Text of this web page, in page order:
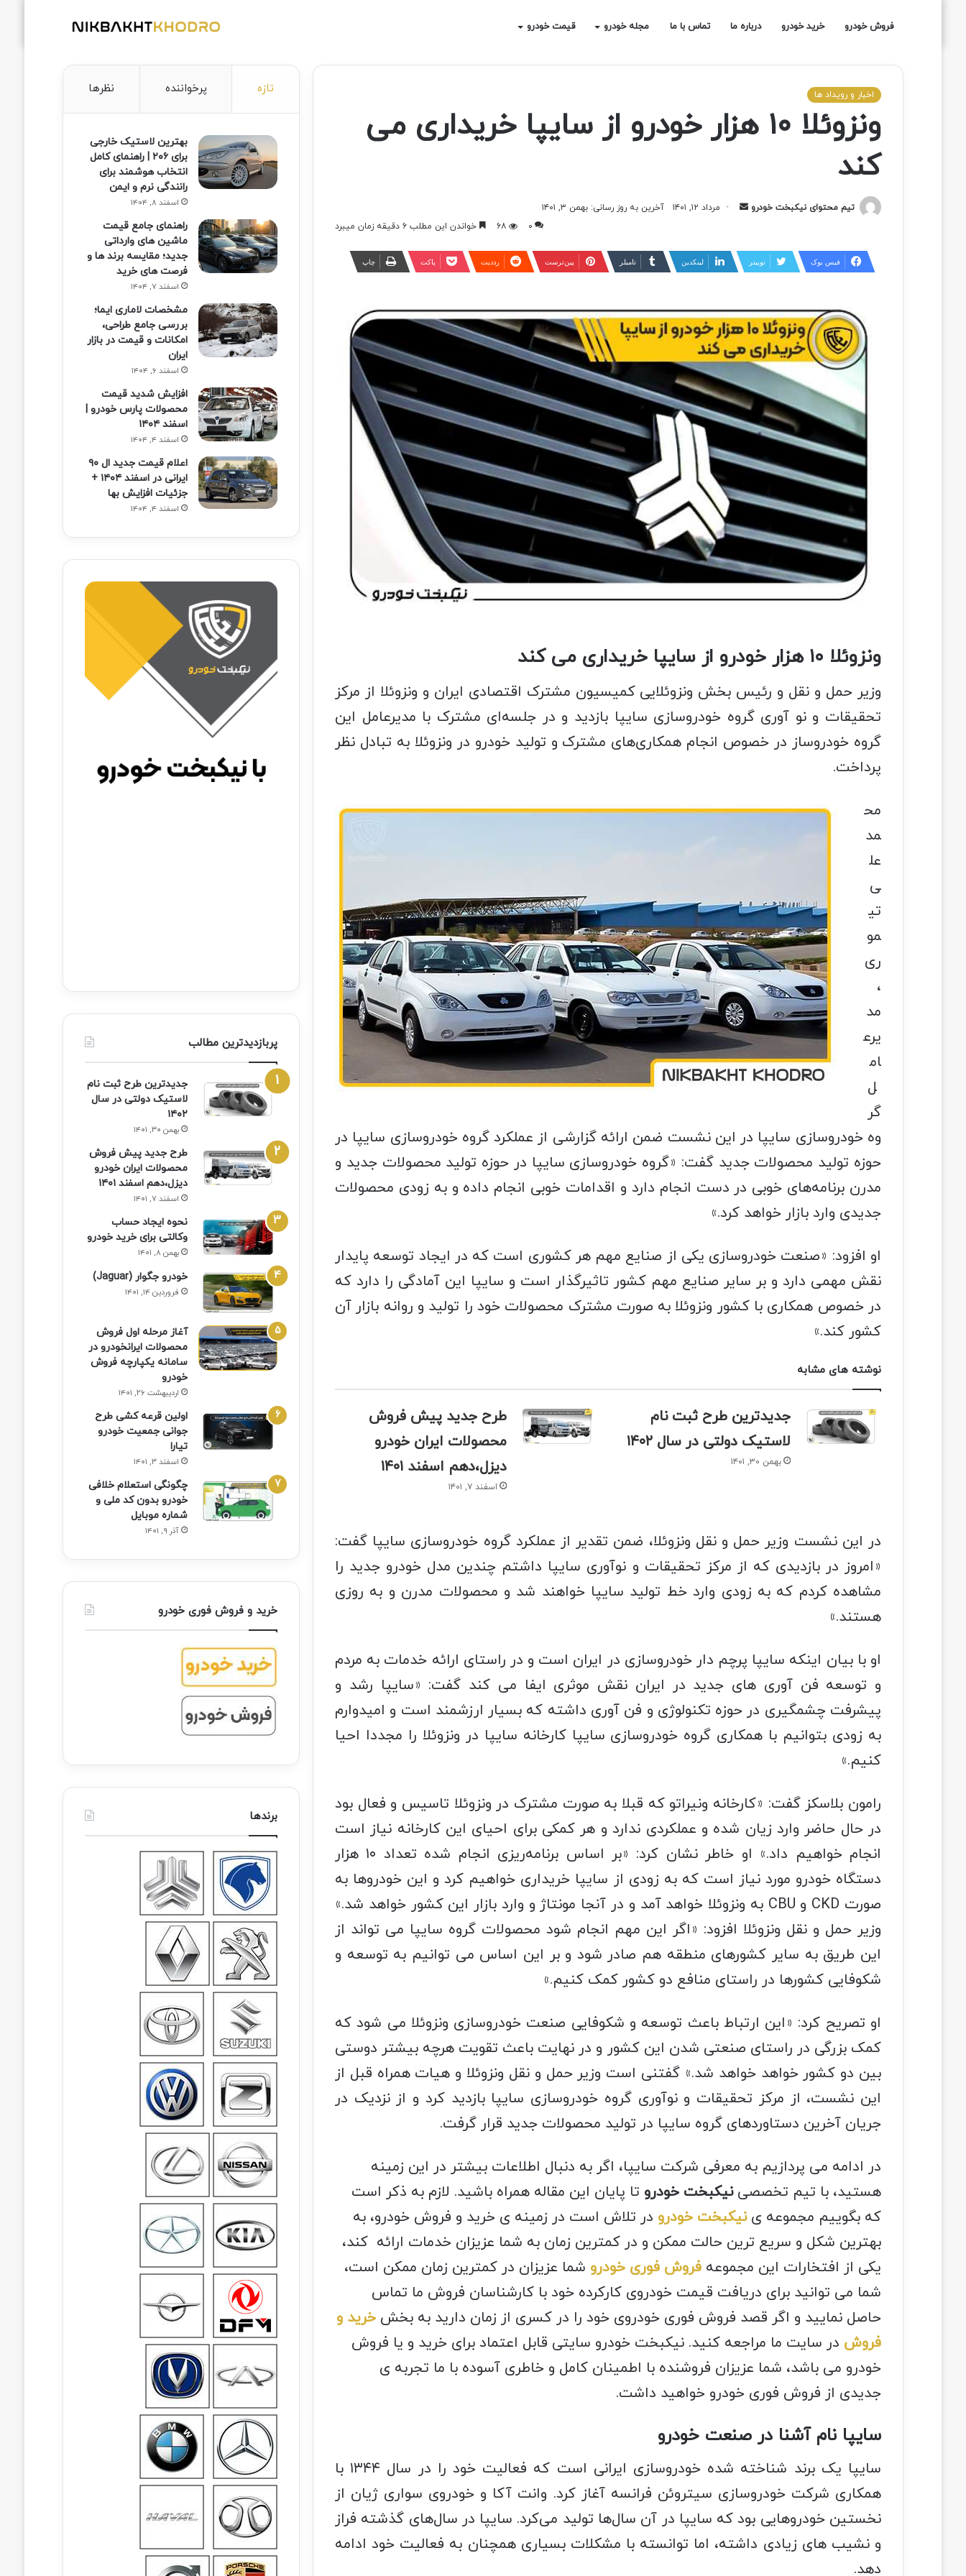
فروش خودرو خرید خودرو درباره ما تماس با ما مجله خودرو قیمت خودرو
اخبار و رویداد ها
ونزوئلا ۱۰ هزار خودرو از سایپا خریداری می
کند
تیم محتوای نیکبخت خودرو مرداد ۱۲, ۱۴۰۱
آخرین به روز رسانی: بهمن ۳, ۱۴۰۱
۰
۶۸ خواندن این مطلب ۶ دقیقه زمان میبرد
فیس بوک توییتر لینکدین ‫تامبلر ‫پین‌ترست ‫رددیت پاکت چاپ
ونزوئلا ۱۰ هزار خودرو از سایپا خریداری می کند
وزیر حمل و نقل و رئیس بخش ونزوئلایی کمیسیون مشترک اقتصادی ایران و ونزوئلا از مرکز
تحقیقات و نو آوری گروه خودروسازی سایپا بازدید و در جلسه‌ای مشترک با مدیرعامل این
گروه خودروساز در خصوص انجام همکاری‌های مشترک و تولید خودرو در ونزوئلا به تبادل نظر
پرداخت.
مح
مد
عل
ی
تی
مو
ری
،
مد
یرع
ام
ل
گر
وه خودروسازی سایپا در این نشست ضمن ارائه گزارشی از عملکرد گروه خودروسازی سایپا در
حوزه تولید محصولات جدید گفت‌: «گروه خودروسازی سایپا در حوزه تولید محصولات جدید و
مدرن برنامه‌های خوبی در دست انجام دارد و اقدامات خوبی انجام داده و به زودی محصولات
جدیدی وارد بازار خواهد کرد.»
او افزود‌: «صنعت خودروسازی یکی از صنایع مهم هر کشوری است که در ایجاد توسعه پایدار
نقش مهمی دارد و بر سایر صنایع مهم کشور تاثیرگذار است و سایپا این آمادگی را دارد که
در خصوص همکاری با کشور ونزوئلا به صورت مشترک محصولات خود را تولید و روانه بازار آن
کشور کند.»
نوشته های مشابه
جدیدترین طرح ثبت نام
لاستیک دولتی در سال ۱۴۰۲
بهمن ۳۰, ۱۴۰۱
طرح جدید پیش فروش
محصولات ایران خودرو
دیزل،دهم اسفند ۱۴۰۱
اسفند ۷, ۱۴۰۱
در این نشست وزیر حمل و نقل ونزوئلا، ضمن تقدیر از عملکرد گروه خودروسازی سایپا گفت‌:
«امروز در بازدیدی که از مرکز تحقیقات و نوآوری سایپا داشتم چندین مدل خودرو جدید را
مشاهده کردم که به زودی وارد خط تولید سایپا خواهند شد و محصولات مدرن و به روزی
هستند.»
او با بیان اینکه سایپا پرچم دار خودروسازی در ایران است و در راستای ارائه خدمات به مردم
و توسعه فن آوری های جدید در ایران نقش موثری ایفا می کند گفت‌: «سایپا رشد و
پیشرفت چشمگیری در حوزه تکنولوژی و فن آوری داشته که بسیار ارزشمند است و امیدوارم
به زودی بتوانیم با همکاری گروه خودروسازی سایپا کارخانه سایپا در ونزوئلا را مجددا احیا
کنیم.»
رامون بلاسکز گفت‌: «کارخانه ونیراتو که قبلا به صورت مشترک در ونزوئلا تاسیس و فعال بود
در حال حاضر وارد زیان شده و عملکردی ندارد و هر کمکی برای احیای این کارخانه نیاز است
انجام خواهیم داد.» او خاطر نشان کرد‌: «بر اساس برنامه‌ریزی انجام شده تعداد ۱۰ هزار
دستگاه خودرو مورد نیاز است که به زودی از سایپا خریداری خواهیم کرد و این خودروها به
صورت CKD و CBU به ونزوئلا خواهد آمد و در آنجا مونتاژ و وارد بازار این کشور خواهد شد.»
وزیر حمل و نقل ونزوئلا افزود‌: «اگر این مهم انجام شود محصولات گروه سایپا می تواند از
این طریق به سایر کشورهای منطقه هم صادر شود و بر این اساس می توانیم به توسعه و
شکوفایی کشورها در راستای منافع دو کشور کمک کنیم.»
او تصریح کرد‌: «این ارتباط باعث توسعه و شکوفایی صنعت خودروسازی ونزوئلا می شود که
کمک بزرگی در راستای صنعتی شدن این کشور و در نهایت باعث تقویت هرچه بیشتر دوستی
بین دو کشور خواهد خواهد شد.» گفتنی است وزیر حمل و نقل ونزوئلا و هیات همراه قبل از
این نشست، از مرکز تحقیقات و نوآوری گروه خودروسازی سایپا بازدید کرد و از نزدیک در
جریان آخرین دستاوردهای گروه سایپا در تولید محصولات جدید قرار گرفت.
در ادامه می پردازیم به معرفی شرکت سایپا، اگر به دنبال اطلاعات بیشتر در این زمینه
هستید، با تیم تخصصینیکبخت خودرو تا پایان این مقاله همراه باشید. لازم به ذکر است
که بگوییم مجموعه ینیکبخت خودرو در تلاش است در زمینه ی خرید و فروش خودرو، به
بهترین شکل و سریع ترین حالت ممکن و در کمترین زمان به شما عزیزان خدمات ارائه کند،
یکی از افتخارات این مجموعه فروش فوری خودرو شما عزیزان در کمترین زمان ممکن است،
شما می توانید برای دریافت قیمت خودروی کارکرده خود با کارشناسان فروش ما تماس
حاصل نمایید و اگر قصد فروش فوری خودروی خود را در کسری از زمان دارید به بخش خرید و
فروش در سایت ما مراجعه کنید. نیکبخت خودرو سایتی قابل اعتماد برای خرید و یا فروش
خودرو می باشد، شما عزیزان فروشنده با اطمینان کامل و خاطری آسوده با ما تجربه ی
جدیدی از فروش فوری خودرو خواهید داشت.
سایپا نام آشنا در صنعت خودرو
سایپا یک برند شناخته شده خودروسازی ایرانی است که فعالیت خود را در سال ۱۳۴۴ با
همکاری شرکت خودروسازی سیتروئن فرانسه آغاز کرد. وانت آکا و خودروی سواری ژیان از
نخستین خودروهایی بود که سایپا در آن سال‌ها تولید می‌کرد. سایپا در سال‌های گذشته فراز
و نشیب های زیادی داشته، اما توانسته با مشکلات بسیاری همچنان به فعالیت خود ادامه
دهد.
تازه پرخواننده نظرها
بهترین لاستیک خارجی
برای ۲۰۶ | راهنمای کامل
انتخاب هوشمند برای
رانندگی نرم و ایمن
اسفند ۸, ۱۴۰۴
راهنمای جامع قیمت
ماشین های وارداتی
جدید؛ مقایسه برند ها و
فرصت های خرید
اسفند ۷, ۱۴۰۴
مشخصات لاماری ایما؛
بررسی جامع طراحی،
امکانات و قیمت در بازار
ایران
اسفند ۶, ۱۴۰۴
افزایش شدید قیمت
محصولات پارس خودرو |
اسفند ۱۴۰۴
اسفند ۴, ۱۴۰۴
اعلام قیمت جدید ال ۹۰
ایرانی در اسفند ۱۴۰۴ +
جزئیات افزایش بها
اسفند ۴, ۱۴۰۴
پربازدیدترین مطالب
جدیدترین طرح ثبت نام
لاستیک دولتی در سال
۱۴۰۲
بهمن ۳۰, ۱۴۰۱
طرح جدید پیش فروش
محصولات ایران خودرو
دیزل،دهم اسفند ۱۴۰۱
اسفند ۷, ۱۴۰۱
نحوه ایجاد حساب
وکالتی برای خرید خودرو
بهمن ۸, ۱۴۰۱
خودرو جگوار (Jaguar)
فروردین ۱۴, ۱۴۰۱
آغاز مرحله اول فروش
محصولات ایرانخودرو در
سامانه یکپارچه فروش
خودرو
اردیبهشت ۲۶, ۱۴۰۱
اولین قرعه‌ کشی طرح
جوانی جمعیت خودرو
تیارا
اسفند ۳, ۱۴۰۱
چگونگی استعلام خلافی
خودرو بدون کد ملی و
شماره موبایل
آذر ۹, ۱۴۰۱
خرید و فروش فوری خودرو
برندها